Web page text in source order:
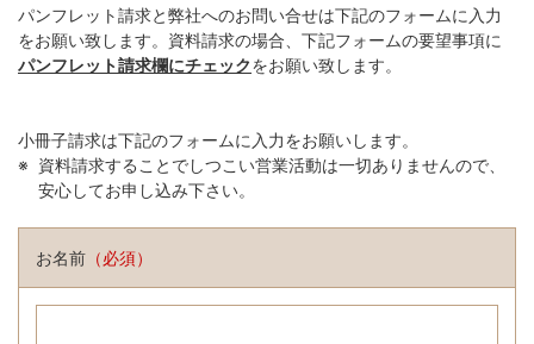
パンフレット請求と弊社へのお問い合せは下記のフォームに入力
をお願い致します。資料請求の場合、下記フォームの要望事項に
パンフレット請求欄にチェックをお願い致します。
小冊子請求は下記のフォームに入力をお願いします。
資料請求することでしつこい営業活動は一切ありませんので、
安心してお申し込み下さい。
お名前 （必須）